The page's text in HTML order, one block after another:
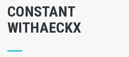
CONSTANT
WITHAECKX